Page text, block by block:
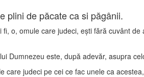
plini de păcate ca si păgânii.
fi, o, omule care judeci, eşti fără cuvânt
Dumnezeu este, după adevăr, asupra
care judeci pe cei ce fac unele ca